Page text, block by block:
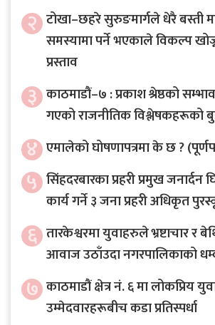
२ टोखा–छहरे सुरुङमार्गले धेरै बस्ती
समस्यामा पर्ने भएकाले विकल्प
प्रस्ताव
३ काठमाडौं–७ : प्रकाश श्रेष्ठको
गएको राजनीतिक विश्लेषकहरूको
४ एमालेको घोषणापत्रमा के छ ?
५ सिंहदरबारका प्रहरी प्रमुख जनार्दन
कार्य गर्ने ३ जना प्रहरी अधिकृत
६ तारकेश्वरमा युवाहरुले भ्रष्टाचार र
आवाज उठाँउदा नगरपालिकाको
७ काठमाडौं क्षेत्र नं. ६ मा लोकप्रिय
उम्मेदवारहरूबीच कडा प्रतिस्पर्धा